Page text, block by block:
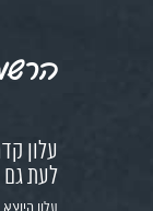
עלון
לעת גם